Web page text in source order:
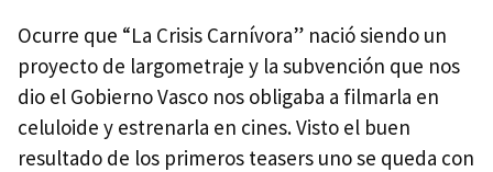
Ocurre que “La Crisis Carnívora” nació siendo un
proyecto de largometraje y la subvención que nos
dio el Gobierno Vasco nos obligaba a filmarla en
celuloide y estrenarla en cines. Visto el buen
resultado de los primeros teasers uno se queda con